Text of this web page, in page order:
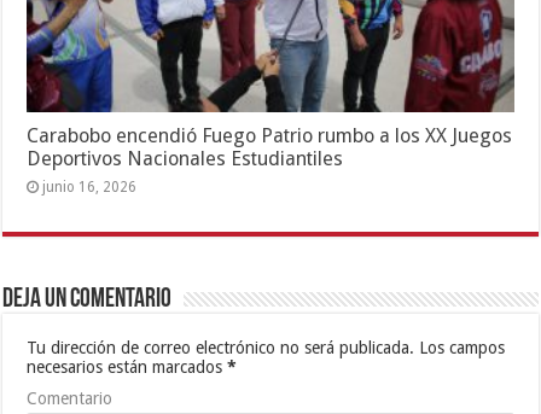
Carabobo encendió Fuego Patrio rumbo a los XX Juegos
Deportivos Nacionales Estudiantiles
junio 16, 2026
Deja un comentario
Tu dirección de correo electrónico no será publicada. Los campos
necesarios están marcados*
Comentario